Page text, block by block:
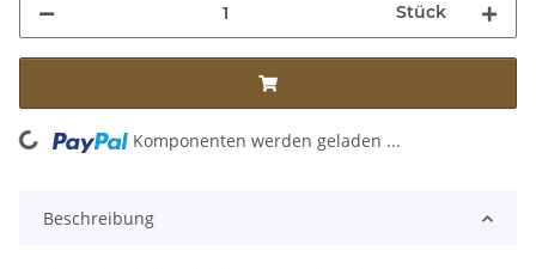
Stück
Komponenten werden geladen ...
Beschreibung